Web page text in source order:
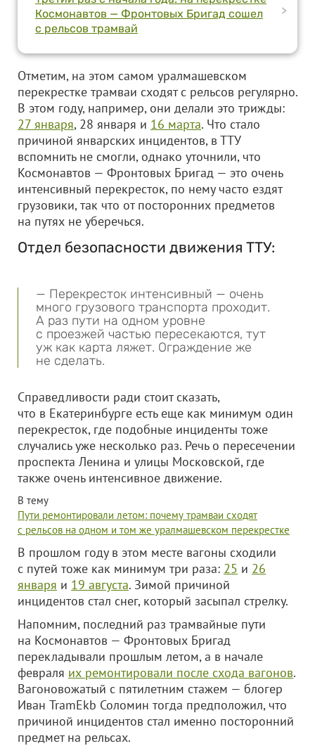
Космонавтов — Фронтовых Бригад сошел
с рельсов трамвай
>
Отметим, на этом самом уралмашевском
перекрестке трамваи сходят с рельсов регулярно.
В этом году, например, они делали это трижды:
27 января, 28 января и 16 марта. Что стало
причиной январских инцидентов, в ТТУ
вспомнить не смогли, однако уточнили, что
Космонавтов — Фронтовых Бригад — это очень
интенсивный перекресток, по нему часто ездят
грузовики, так что от посторонних предметов
на путях не уберечься.
Отдел безопасности движения ТТУ:
— Перекресток интенсивный — очень
много грузового транспорта проходит.
А раз пути на одном уровне
с проезжей частью пересекаются, тут
уж как карта ляжет. Ограждение же
не сделать.
Справедливости ради стоит сказать,
что в Екатеринбурге есть еще как минимум один
перекресток, где подобные инциденты тоже
случались уже несколько раз. Речь о пересечении
проспекта Ленина и улицы Московской, где
также очень интенсивное движение.
В тему
Пути ремонтировали летом: почему трамваи сходят
с рельсов на одном и том же уралмашевском перекрестке
В прошлом году в этом месте вагоны сходили
с путей тоже как минимум три раза: 25 и 26
января и 19 августа. Зимой причиной
инцидентов стал снег, который засыпал стрелку.
Напомним, последний раз трамвайные пути
на Космонавтов — Фронтовых Бригад
перекладывали прошлым летом, а в начале
февраля их ремонтировали после схода вагонов.
Вагоновожатый с пятилетним стажем — блогер
Иван TramEkb Соломин тогда предположил, что
причиной инцидентов стал именно посторонний
предмет на рельсах.